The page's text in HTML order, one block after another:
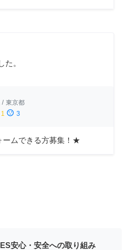
た。
/ 東京都
1 sentiment_dissatisfied 3
ムできる方募集！★
安心・安全への取り組み